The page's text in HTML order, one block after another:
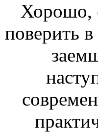
Хорошо,
поверить